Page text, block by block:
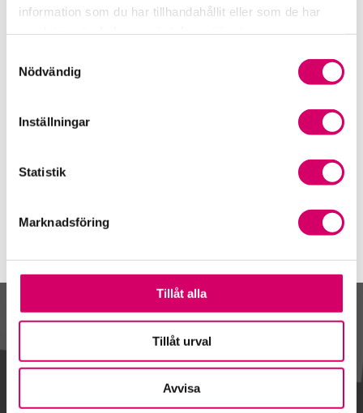
information som du har tillhandahållit eller som de har
Nödvändig
Inställningar
Statistik
Marknadsföring
Tillåt alla
Tillåt urval
Avvisa
Tidningen Konsulten
Öppet brev till Myndigheten för yrkeshögskolan
Framtidsutsikter i lönebranschen
Kalendarium